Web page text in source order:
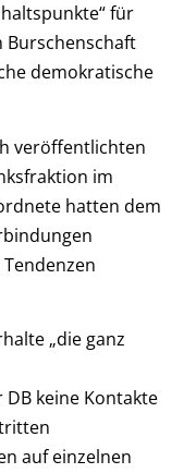
für
Burschenschaft
demokratische
veröffentlichten
im
hatten dem
„die ganz
keine Kontakte
auf einzelnen